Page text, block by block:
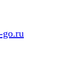
go.ru